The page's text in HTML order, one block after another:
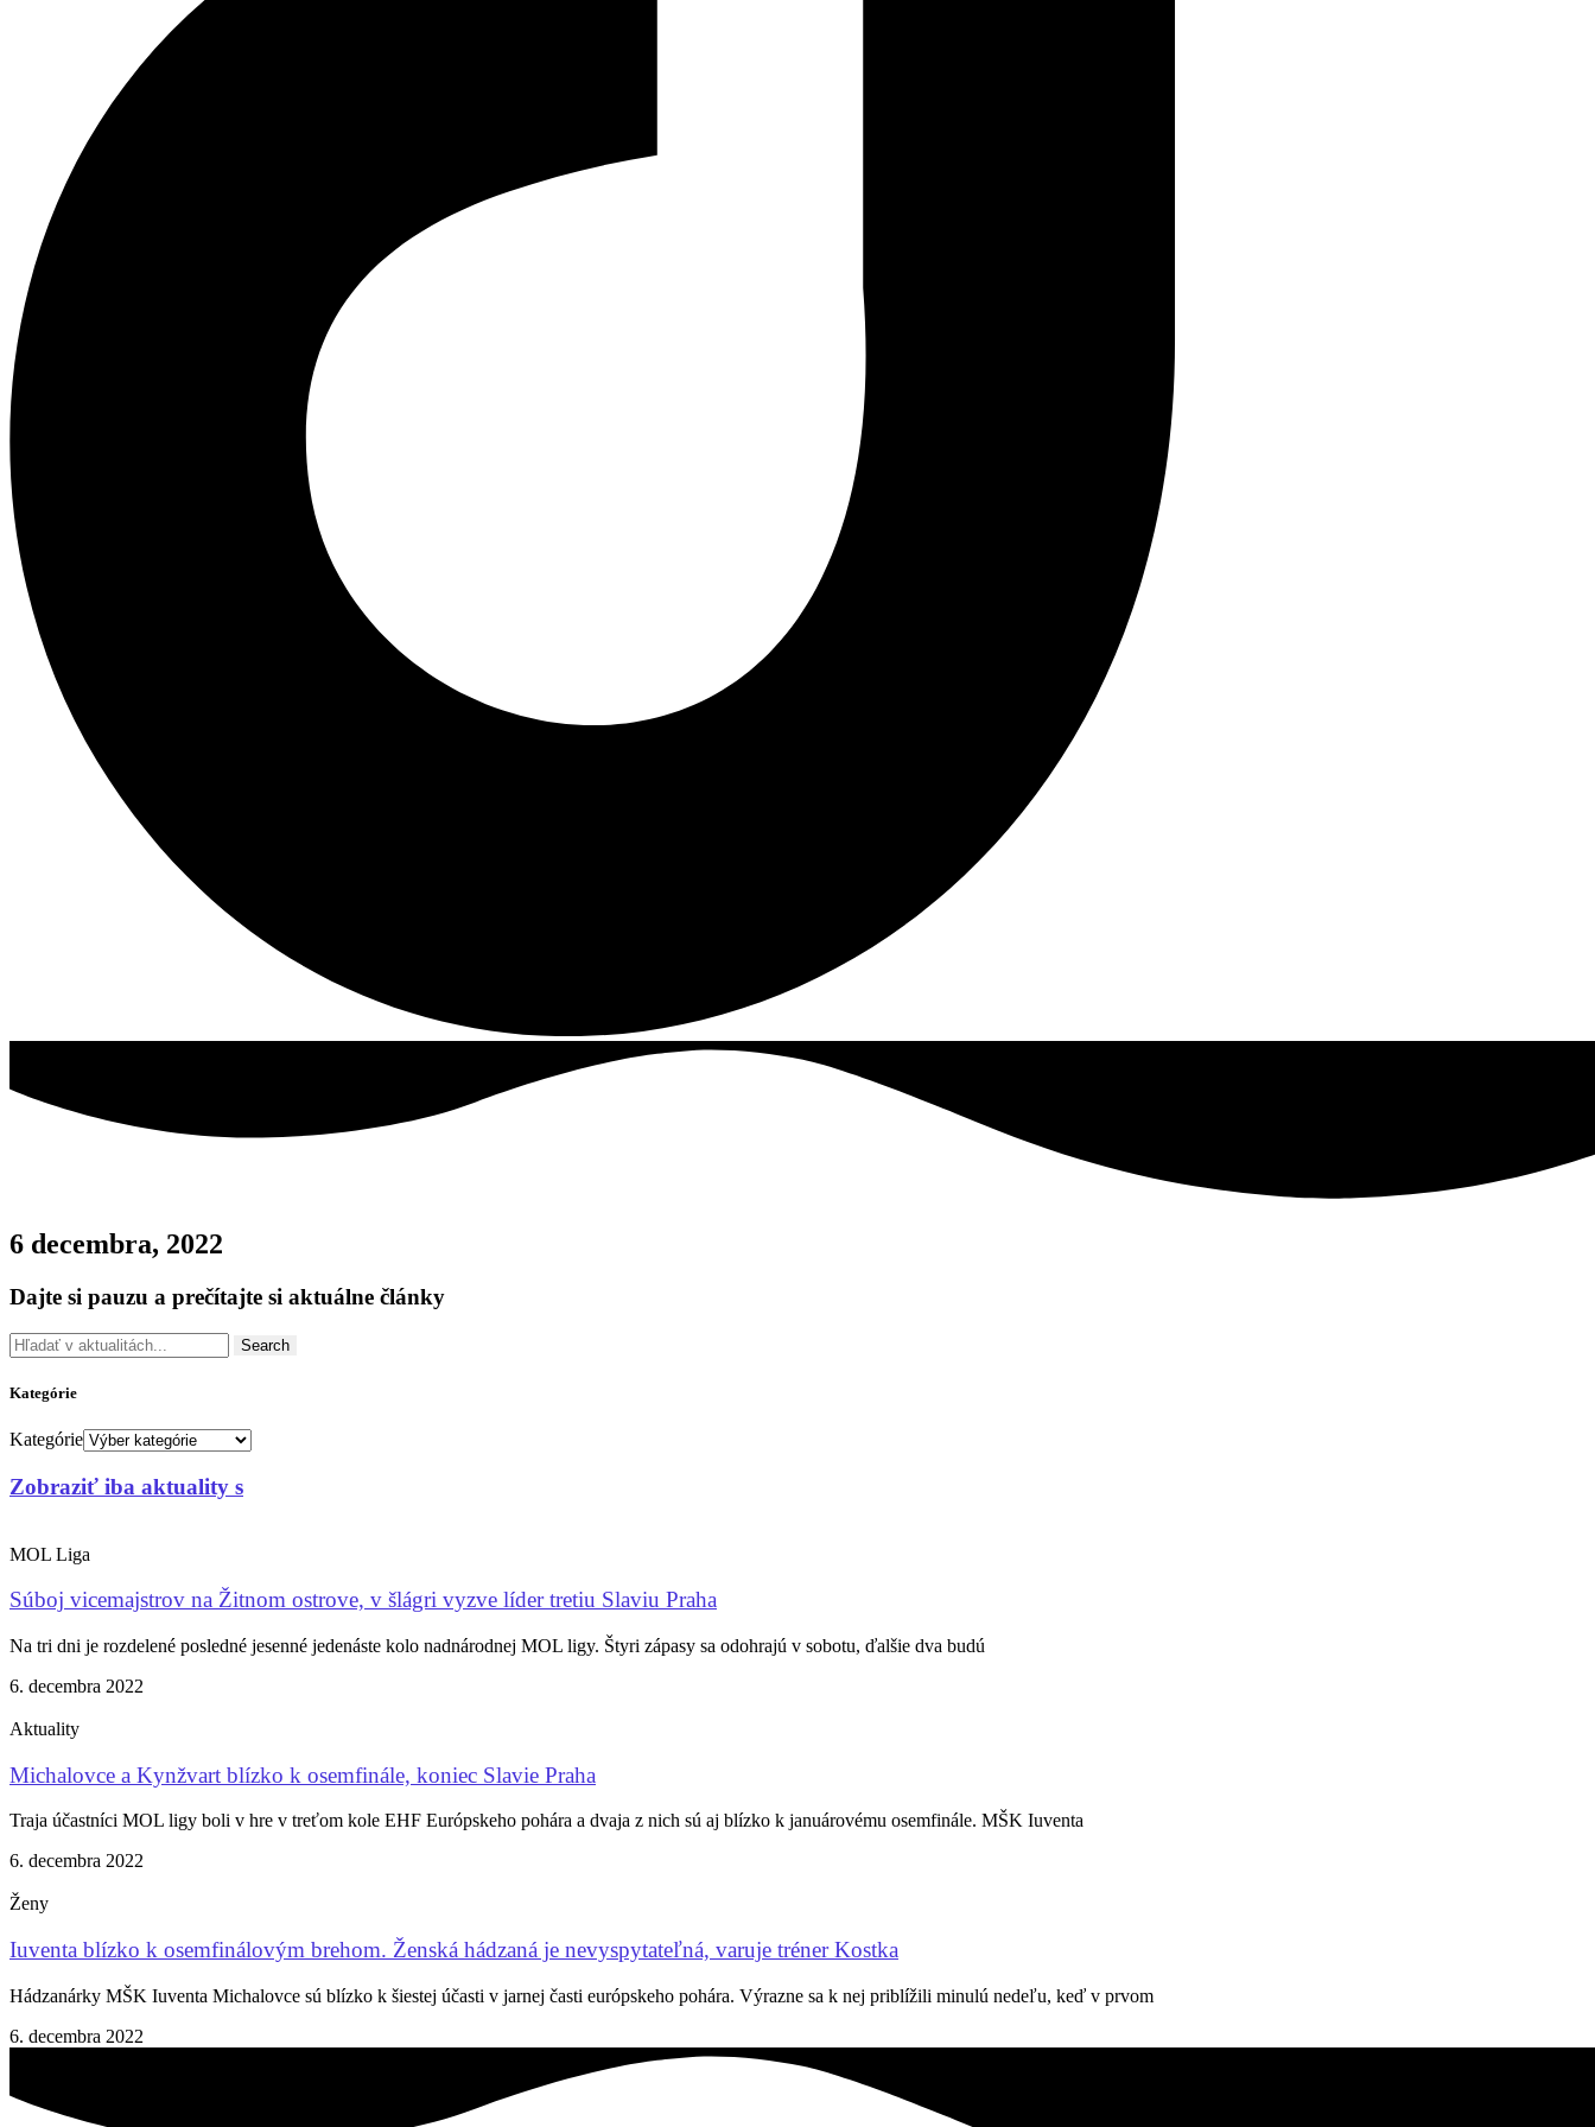
6 decembra, 2022
Dajte si pauzu a prečítajte si aktuálne články
Search
Kategórie
Kategórie
Zobraziť iba aktuality s
MOL Liga
Súboj vicemajstrov na Žitnom ostrove, v šlágri vyzve líder tretiu Slaviu Praha
Na tri dni je rozdelené posledné jesenné jedenáste kolo nadnárodnej MOL ligy. Štyri zápasy sa odohrajú v sobotu, ďalšie dva budú
6. decembra 2022
Aktuality
Michalovce a Kynžvart blízko k osemfinále, koniec Slavie Praha
Traja účastníci MOL ligy boli v hre v treťom kole EHF Európskeho pohára a dvaja z nich sú aj blízko k januárovému osemfinále. MŠK Iuventa
6. decembra 2022
Ženy
Iuventa blízko k osemfinálovým brehom. Ženská hádzaná je nevyspytateľná, varuje tréner Kostka
Hádzanárky MŠK Iuventa Michalovce sú blízko k šiestej účasti v jarnej časti európskeho pohára. Výrazne sa k nej priblížili minulú nedeľu, keď v prvom
6. decembra 2022